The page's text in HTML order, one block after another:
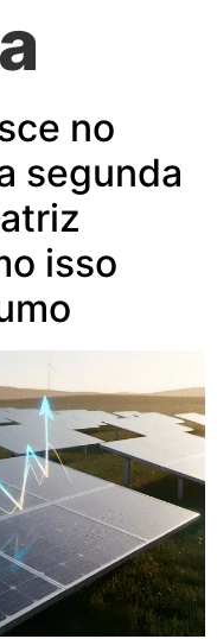
no
segunda
isso